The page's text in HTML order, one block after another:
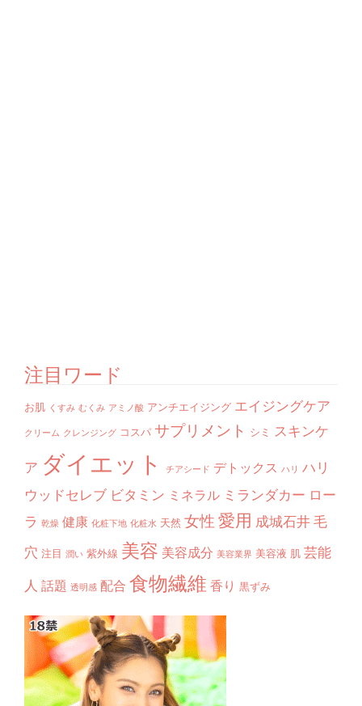
注目ワード
お肌 くすみ むくみ アミノ酸 アンチエイジング エイジングケア
クリーム クレンジング コスパ サプリメント シミ スキンケ
ア ダイエット チアシード デトックス ハリ ハリ
ウッドセレブ ビタミン ミネラル ミランダカー ロー
ラ 乾燥 健康 化粧下地 化粧水 天然 女性愛用 成城石井毛
穴 注目 潤い 紫外線 美容 美容成分 美容業界 美容液 肌 芸能
人 話題 透明感 配合 食物繊維 香り 黒ずみ